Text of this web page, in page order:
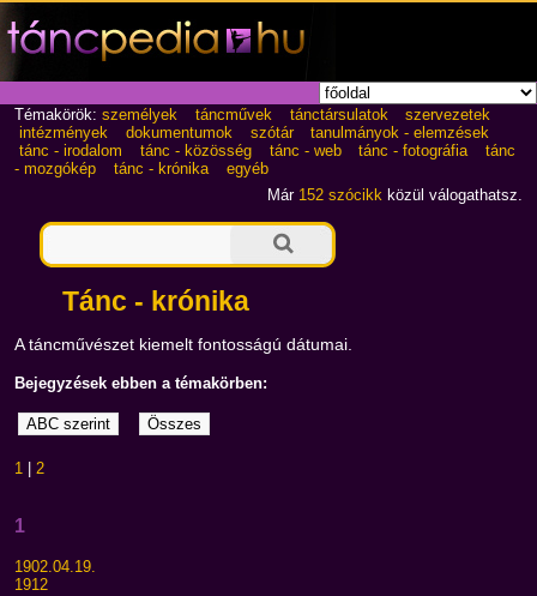
Témakörök: személyek táncművek tánctársulatok
szervezetek
intézmények
dokumentumok szótár
tanulmányok - elemzések
tánc - irodalom
tánc - közösség tánc - web tánc - fotográfia
tánc
- mozgókép
tánc - krónika
egyéb
Már 152 szócikk közül válogathatsz.
Tánc - krónika
A táncművészet kiemelt fontosságú dátumai.
Bejegyzések ebben a témakörben:
1 |2
1
1902.04.19.
1912